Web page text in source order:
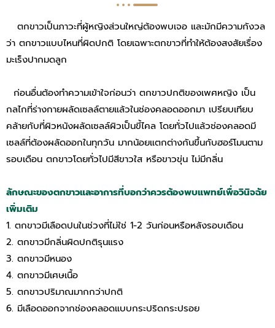
ตกขาวเป็นภาวะที่ผู้หญิงส่วนใหญ่ต้องพบเจอ และมักมีความกังวล
ว่า ตกขาวแบบไหนที่ผิดปกติ โดยเฉพาะตกขาวที่ทำให้ต้องสงสัยเรื่อง
มะเร็งปากมดลูก
ก่อนอื่นต้องทำความเข้าใจก่อนว่า ตกขาวปกติของเพศหญิง เป็น
กลไกที่ร่างกายผลัดเซลล์ตายแล้วในช่องคลอดออกมา เปรียบเทียบ
คล้ายกับที่ผิวหนังผลัดเซลล์ผิวเป็นขี้ไคล โดยทั่วไปแล้วช่องคลอดมี
เซลล์ที่ต้องผลัดออกในทุกวัน มากน้อยแตกต่างกันขึ้นกับฮอร์โมนตาม
รอบเดือน ตกขาวโดยทั่วไปมีสีขาวใส หรือขาวขุ่น ไม่มีกลิ่น
ลักษณะของตกขาวและอาการที่บอกว่าควรต้องพบแพทย์เพื่อวินิจฉัย
เพิ่มเติม
1. ตกขาวมีเลือดปนในช่วงที่ไม่ใช่ 1-2 วันก่อนหรือหลังรอบเดือน
2. ตกขาวมีกลิ่นผิดปกติรุนแรง
3. ตกขาวมีหนอง
4. ตกขาวมีเศษเนื้อ
5. ตกขาวปริมาณมากกว่าปกติ
6. มีเลือดออกจากช่องคลอดแบบกระปริดกระปรอย